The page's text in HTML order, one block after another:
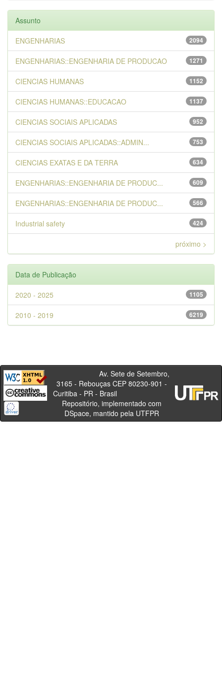
Assunto
2094
ENGENHARIAS
1271
ENGENHARIAS::ENGENHARIA DE PRODUCAO
1152
CIENCIAS HUMANAS
1137
CIENCIAS HUMANAS::EDUCACAO
952
CIENCIAS SOCIAIS APLICADAS
753
CIENCIAS SOCIAIS APLICADAS::ADMIN...
634
CIENCIAS EXATAS E DA TERRA
609
ENGENHARIAS::ENGENHARIA DE PRODUC...
566
ENGENHARIAS::ENGENHARIA DE PRODUC...
424
Industrial safety
próximo >
Data de Publicação
1105
2020 - 2025
6219
2010 - 2019
Av. Sete de Setembro,
3165 - Rebouças CEP 80230-901 -
Curitiba - PR - Brasil
Repositório, implementado com
DSpace, mantido pela UTFPR